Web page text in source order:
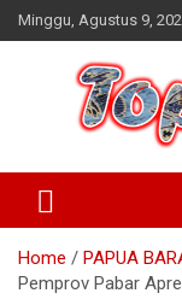
Skip
to
Minggu, Agustus 9,
Home
PAPUA
Pemprov Pabar